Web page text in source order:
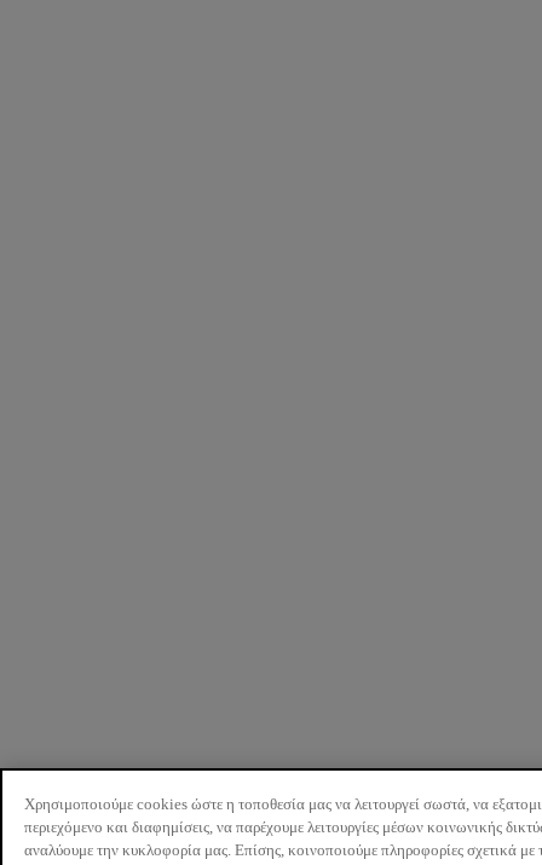
Χρησιμοποιούμε cookies ώστε η τοποθεσία μας να λειτουργεί σωστά, να
περιεχόμενο και διαφημίσεις, να παρέχουμε λειτουργίες μέσων κοινωνικής
αναλύουμε την κυκλοφορία μας. Επίσης, κοινοποιούμε πληροφορίες σχετικά με